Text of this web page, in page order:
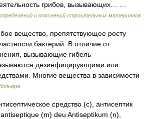
грибов, вызывающих… …
и пояснений строительных материалов
вещество, препятствующее росту
бактерий. В отличие от
вызывающие гибель
дезинфицирующими или
Многие вещества в зависимости
средство (с), антисептик
(m) deu Antiseptikum (n),